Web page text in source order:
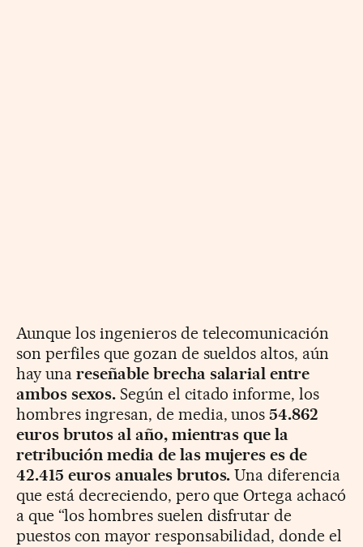
Aunque los ingenieros de telecomunicación
son perfiles que gozan de sueldos altos, aún
hay una reseñable brecha salarial entre
ambos sexos.Según el citado informe, los
hombres ingresan, de media, unos 54.862
euros brutos al año, mientras que la
retribución media de las mujeres es de
42.415 euros anuales brutos. Una diferencia
que está decreciendo, pero que Ortega achacó
a que “los hombres suelen disfrutar de
puestos con mayor responsabilidad, donde el